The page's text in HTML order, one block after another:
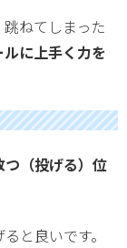
ねてしまった
に上手く力を
つ（投げる）位
と良いです。